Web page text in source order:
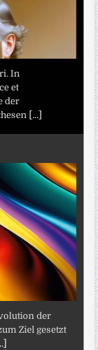
In
et
der
[...]
der
Ziel gesetzt